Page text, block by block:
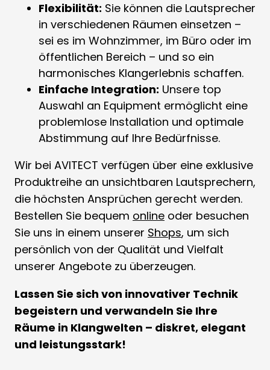
Flexibilität: Sie können die Lautsprecher
in verschiedenen Räumen einsetzen –
sei es im Wohnzimmer, im Büro oder im
öffentlichen Bereich – und so ein
harmonisches Klangerlebnis schaffen.
Einfache Integration: Unsere top
Auswahl an Equipment ermöglicht eine
problemlose Installation und optimale
Abstimmung auf Ihre Bedürfnisse.
Wir bei AVITECT verfügen über eine exklusive
Produktreihe an unsichtbaren Lautsprechern,
die höchsten Ansprüchen gerecht werden.
Bestellen Sie bequem online oder besuchen
Sie uns in einem unserer Shops, um sich
persönlich von der Qualität und Vielfalt
unserer Angebote zu überzeugen.
Lassen Sie sich von innovativer Technik
begeistern und verwandeln Sie Ihre
Räume in Klangwelten – diskret, elegant
und leistungsstark!